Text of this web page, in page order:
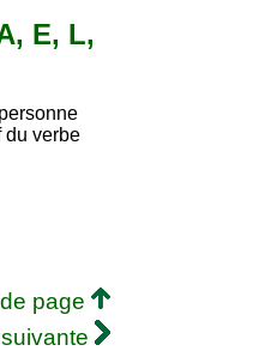
E, L,
du verbe
page